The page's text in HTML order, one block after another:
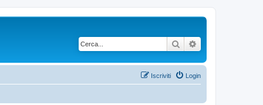
Cerca
Login
Iscriviti